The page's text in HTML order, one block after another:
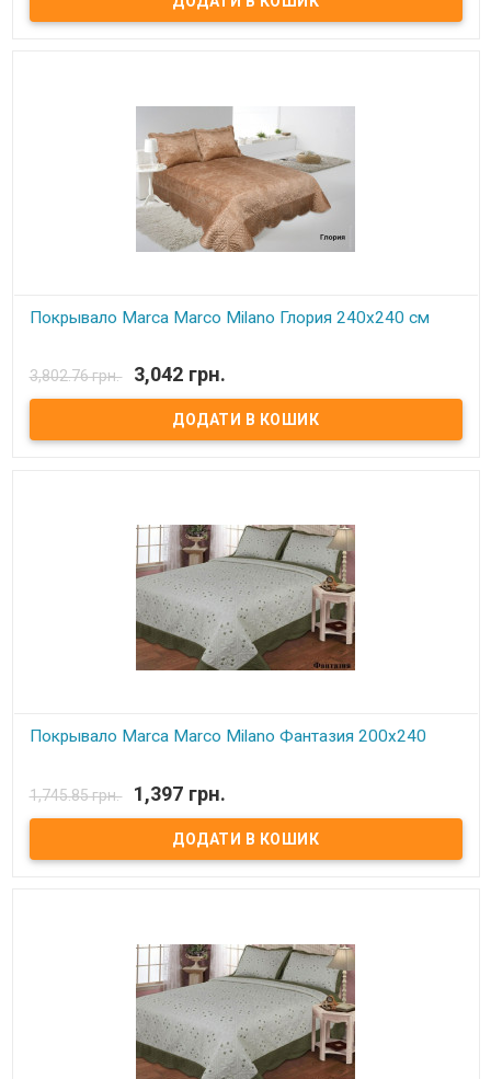
Покрывало Marca Marco Milano Глория 240х240 см
хлопковым наполнением. Комплект с наволочками 50х70 см - 2
шт. Размер: 240х240 см Состав: 100% микрофибра+микроплюш.
Наполнитель: хлопок. Производитель: Marca Marco Milano
(Италия)
3,802.76 грн. 3,042 грн.
Покрывало Marca Marco Milano Фантазия 200х240
Покрывало Marca Marco Milano с вышивкой .
Состав:100% микрофибра.
синтепон.
Marca Marco Milano(Италия)
1,745.85 грн. 1,397 грн.